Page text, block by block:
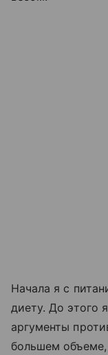
Начала я с
диету. До этого
аргументы
большем